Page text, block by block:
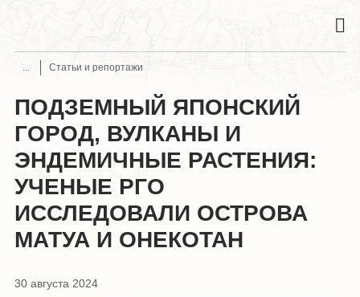
Статьи и репортажи
ПОДЗЕМНЫЙ ЯПОНСКИЙ
ГОРОД, ВУЛКАНЫ И
ЭНДЕМИЧНЫЕ РАСТЕНИЯ:
УЧЕНЫЕ РГО
ИССЛЕДОВАЛИ ОСТРОВА
МАТУА И ОНЕКОТАН
30 августа 2024